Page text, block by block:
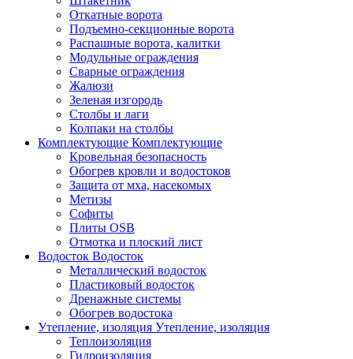
Откатные ворота
Подъемно-секционные ворота
Распашные ворота, калитки
Модульные ограждения
Сварные ограждения
Жалюзи
Зеленая изгородь
Столбы и лаги
Колпаки на столбы
Комплектующие Комплектующие
Кровельная безопасность
Обогрев кровли и водостоков
Защита от мха, насекомых
Метизы
Софиты
Плиты OSB
Отмотка и плоский лист
Водосток Водосток
Металлический водосток
Пластиковый водосток
Дренажные системы
Обогрев водостока
Утепление, изоляция Утепление, изоляция
Теплоизоляция
Гидроизоляция